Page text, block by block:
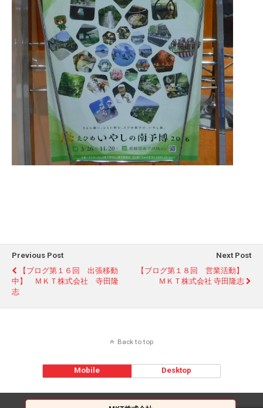
Previous Post
【ブログ第１６回 出張移動
中】 ＭＫＴ株式会社 寺田隆
志
Next Post
【ブログ第１８回 営業活動】
ＭＫＴ株式会社 寺田隆志
Back to top
Mobile Desktop